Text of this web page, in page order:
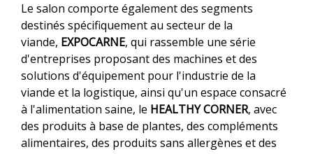
Le salon comporte également des segments
destinés spécifiquement au secteur de la
viande, EXPOCARNE, qui rassemble une série
d'entreprises proposant des machines et des
solutions d'équipement pour l'industrie de la
viande et la logistique, ainsi qu'un espace consacré
à l'alimentation saine, le HEALTHY CORNER, avec
des produits à base de plantes, des compléments
alimentaires, des produits sans allergènes et des